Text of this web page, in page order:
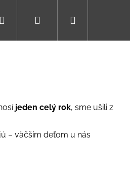
Prihlásenie
jeden celý rok, sme ušili z
– väčším deťom u nás